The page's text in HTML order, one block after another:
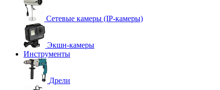
Сетевые камеры (IP-камеры)
Экшн-камеры
Инструменты
Дрели